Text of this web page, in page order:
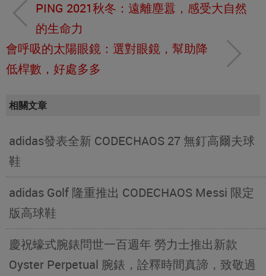
PING 2021秋冬：遠離塵囂，感受大自然
的生命力
會呼吸的太陽眼鏡：選對眼鏡，幫助降
低桿數，好處多多
相關文章
adidas發表全新 CODECHAOS 27 無釘高爾夫球
鞋
adidas Golf 隆重推出 CODECHAOS Messi 限定
版高球鞋
慶祝蠔式腕錶問世一百週年 勞力士推出新款
Oyster Perpetual 腕錶，詮釋時間真諦，致敬過